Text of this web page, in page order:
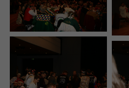
About us
Lorem ipsum dolor sit
adipiscing elit.
Aenean commodo ligula eget
massa. Cum sociis natoque
dis parturient montes,